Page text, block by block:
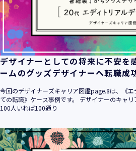
デザイナーとしての将来に不安を
ームのグッズデザイナーへ転職成
今回のデザイナーズキャリア図鑑page.8は、《
ての転職》ケース事例です。 デザイナーのキャリ
100人いれば100通り